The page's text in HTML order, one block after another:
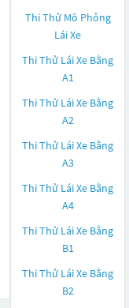
Thi Thử Mô Phỏng
Lái Xe
Thi Thử Lái Xe Bằng
A1
Thi Thử Lái Xe Bằng
A2
Thi Thử Lái Xe Bằng
A3
Thi Thử Lái Xe Bằng
A4
Thi Thử Lái Xe Bằng
B1
Thi Thử Lái Xe Bằng
B2